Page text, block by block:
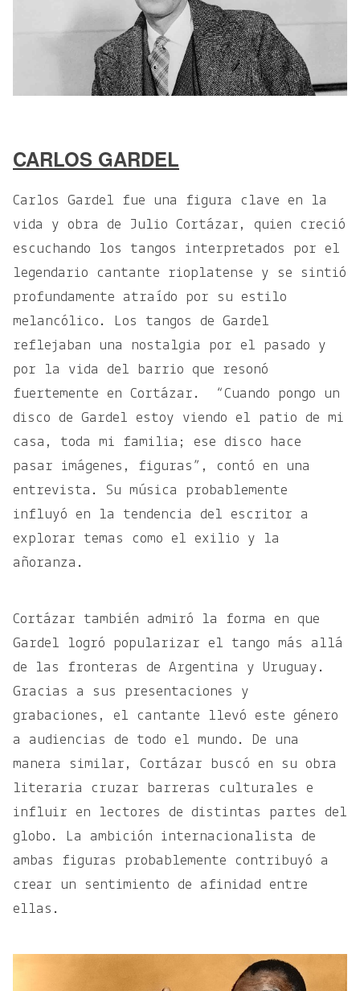
CARLOS GARDEL
Carlos Gardel fue una figura clave en la
vida y obra de Julio Cortázar, quien creció
escuchando los tangos interpretados por el
legendario cantante rioplatense y se sintió
profundamente atraído por su estilo
melancólico. Los tangos de Gardel
reflejaban una nostalgia por el pasado y
por la vida del barrio que resonó
fuertemente en Cortázar.
“Cuando pongo un
disco de Gardel estoy viendo el patio de mi
casa, toda mi familia; ese disco hace
pasar imágenes, figuras”, contó en una
entrevista. Su música probablemente
influyó en la tendencia del escritor a
explorar temas como el exilio y la
añoranza.
Cortázar también admiró la forma en que
Gardel logró popularizar el tango más allá
de las fronteras de Argentina y Uruguay.
Gracias a sus presentaciones y
grabaciones, el cantante llevó este género
a audiencias de todo el mundo. De una
manera similar, Cortázar buscó en su obra
literaria cruzar barreras culturales e
influir en lectores de distintas partes del
globo. La ambición internacionalista de
ambas figuras probablemente contribuyó a
crear un sentimiento de afinidad entre
ellas.